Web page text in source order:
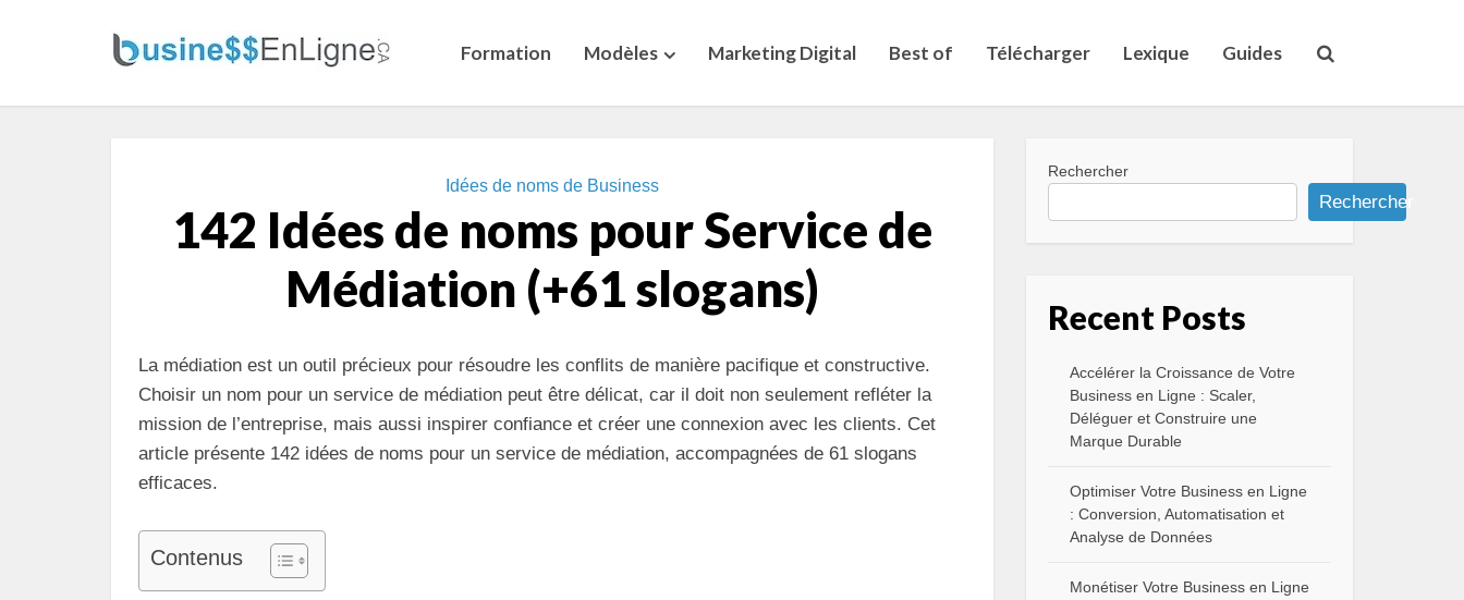
Formation Modèles Marketing Digital Best of Télécharger Lexique Guides
Idées de noms de Business
142 Idées de noms pour Service de
Médiation (+61 slogans)
La médiation est un outil précieux pour résoudre les conflits de manière pacifique et constructive.
Choisir un nom pour un service de médiation peut être délicat, car il doit non seulement refléter la
mission de l’entreprise, mais aussi inspirer confiance et créer une connexion avec les clients. Cet
article présente 142 idées de noms pour un service de médiation, accompagnées de 61 slogans
efficaces.
Contenus
Rechercher
Rechercher
Recent Posts
Accélérer la Croissance de Votre
Business en Ligne : Scaler,
Déléguer et Construire une
Marque Durable
Optimiser Votre Business en Ligne
: Conversion, Automatisation et
Analyse de Données
Monétiser Votre Business en Ligne